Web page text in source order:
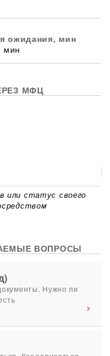
ожидания, мин
мин
МФЦ
или статус своего
ВОПРОСЫ
Нужно ли